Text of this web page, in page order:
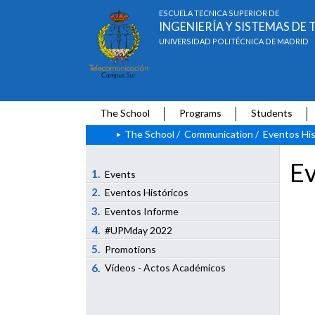
ESCUELA TÉCNICA SUPERIOR DE
INGENIERÍA Y SISTEMAS
UNIVERSIDAD POLITÉCNICA DE MADRID
The School Programs
Students
The School / Communication / Eventos
1. Events
2. Eventos Históricos
3. Eventos Informe
4. #UPMday 2022
5. Promotions
6. Vídeos - Actos Académicos